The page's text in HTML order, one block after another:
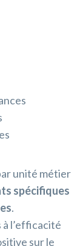
unité métier
spécifiques
.
à l’efficacité
sur le